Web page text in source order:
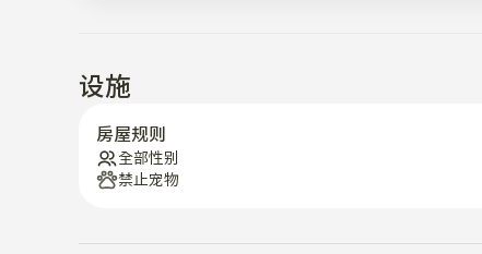
设施
房屋规则
全部性别
禁止宠物